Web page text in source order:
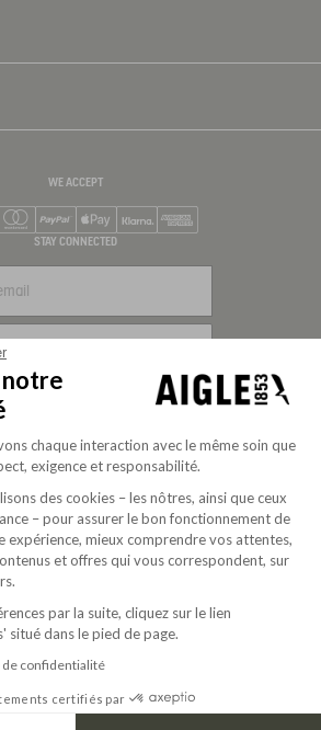
WE ACCEPT
Mastercard
PayPalApple Pay
STAY CONNECTED
© 2026 Aigle
driven company since 2020
notre
chaque interaction avec le même soin que
exigence et responsabilité.
des cookies – les nôtres, ainsi que ceux
– pour assurer le bon fonctionnement de
expérience, mieux comprendre vos attentes,
et offres qui vous correspondent, sur
par la suite, cliquez sur le lien
situé dans le pied de page.
confidentialité
certifiés par